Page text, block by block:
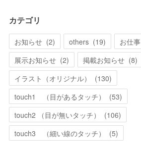
カテゴリ
お知らせ (2) others (19) お仕事
展示お知らせ (2) 掲載お知らせ (8)
イラスト（オリジナル）
(130)
touch1 （目があるタッチ）
(53)
touch2 （目が無いタッチ）
(106)
touch3 （細い線のタッチ）
(5)